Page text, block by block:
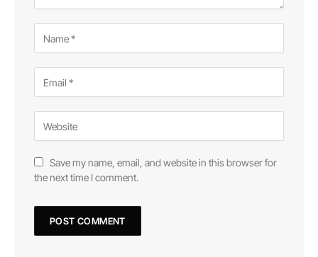
Save my name, email, and website in this browser for
the next time I comment.